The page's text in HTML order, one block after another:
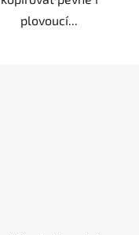
plovoucí...